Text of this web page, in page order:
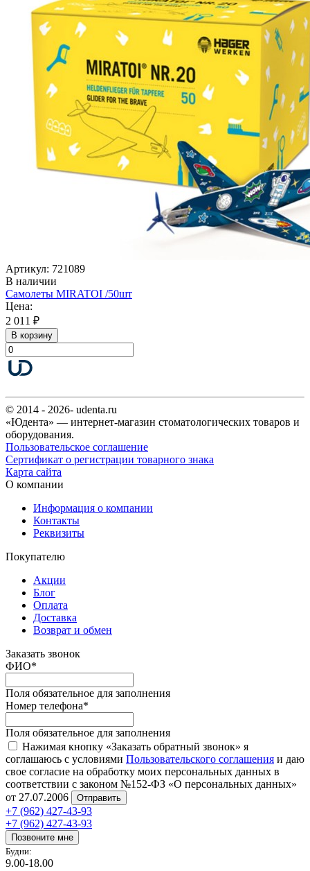
Артикул: 721089
В наличии
Самолеты MIRATOI /50шт
Цена:
2 011 ₽
В корзину
© 2014 - 2026- udenta.ru
«Юдента» — интернет-магазин стоматологических товаров и
оборудования.
Пользовательское соглашение
Сертификат о регистрации товарного знака
Карта сайта
О компании
Информация о компании
Контакты
Реквизиты
Покупателю
Акции
Блог
Оплата
Доставка
Возврат и обмен
Заказать звонок
ФИО*
Поля обязательное для заполнения
Номер телефона*
Поля обязательное для заполнения
Нажимая кнопку «Заказать обратный звонок» я
соглашаюсь с условиями Пользовательского соглашения и даю
свое согласие на обработку моих персональных данных в
соответствии с законом №152-ФЗ «О персональных данных»
от 27.07.2006
Отправить
+7 (962) 427-43-93
+7 (962) 427-43-93
Позвоните мне
Будни:
9.00-18.00